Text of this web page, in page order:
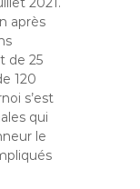
après
de 25
120
s’est
qui
le